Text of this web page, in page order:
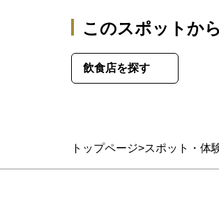
トップページ スポット・体
このスポットか
飲食店を探す